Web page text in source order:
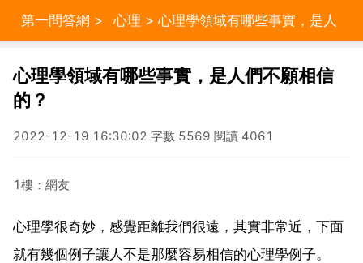
第一問答網 > 心理 > 心理學領域有哪些事實，是人
們不願相信的？
心理學領域有哪些事實，是人們不願相信
的？
2022-12-19 16:30:02 字數 5569 閱讀 4061
1樓：網友
心理學很奇妙，感覺距離我們很遠，其實非常近，下面
就有幾個例子讓人不是那麼容易相信的心理學例子。